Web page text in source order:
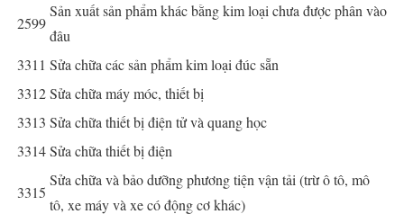
2599
Sản xuất sản phẩm khác bằng kim loại chưa được phân vào
đâu
3311 Sửa chữa các sản phẩm kim loại đúc sẵn
3312Sửa chữa máy móc, thiết bị
3313 Sửa chữa thiết bị điện tử và quang học
3314Sửa chữa thiết bị điện
3315
Sửa chữa và bảo dưỡng phương tiện vận tải (trừ ô tô, mô
tô, xe máy và xe có động cơ khác)